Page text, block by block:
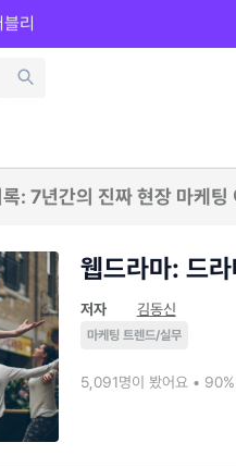
리
: 7년간의 진짜 현장 마케팅
웹드라마: 드
저자 김동신
마케팅 트렌드/실무
5,091명이 봤어요 •